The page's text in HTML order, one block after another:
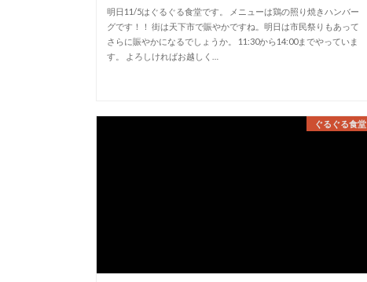
明日11/5はぐるぐる食堂です。 メニューは鶏の照り焼きハンバー
グです！！ 街は天下市で賑やかですね。明日は市民祭りもあって
さらに賑やかになるでしょうか。 11:30から14:00までやっていま
す。 よろしければお越しく…
ぐるぐる食堂